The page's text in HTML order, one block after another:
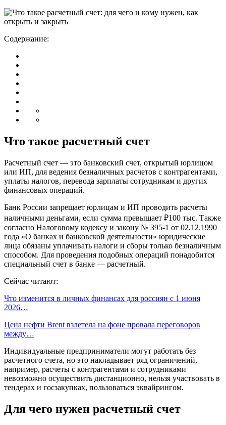
Содержание:
Что такое расчетный счет
Расчетный счет — это банковский счет, открытый юрлицом
или ИП, для ведения безналичных расчетов с контрагентами,
уплаты налогов, перевода зарплаты сотрудникам и других
финансовых операций.
Банк России запрещает юрлицам и ИП проводить расчеты
наличными деньгами, если сумма превышает ₽100 тыс. Также
согласно Налоговому кодексу и закону № 395-1 от 02.12.1990
года «О банках и банковской деятельности» юридические
лица обязаны уплачивать налоги и сборы только безналичным
способом. Для проведения подобных операций понадобится
специальный счет в банке — расчетный.
Сейчас читают:
Что изменится в личных финансах для россиян с 1 июня
2026…
Цена нефти Brent взлетела на фоне провала переговоров
между…
Индивидуальные предприниматели могут работать без
расчетного счета, но это накладывает ряд ограничений,
например, расчеты с контрагентами и сотрудниками
невозможно осуществить дистанционно, нельзя участвовать в
тендерах и госзакупках, пользоваться эквайрингом.
Для чего нужен расчетный счет